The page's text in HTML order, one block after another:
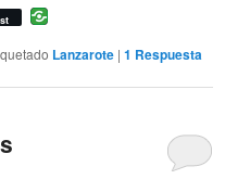
Lanzarote |1 Respuesta